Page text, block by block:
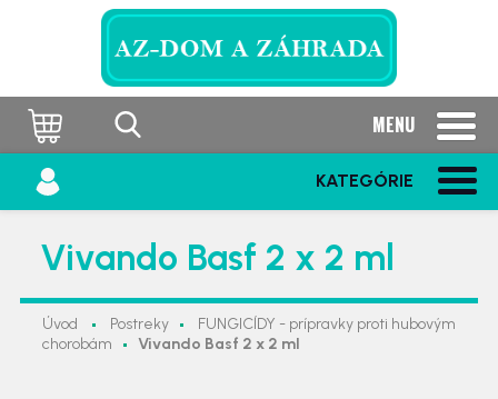
MENU
KATEGÓRIE
Vivando Basf 2 x 2 ml
Úvod Postreky
FUNGICÍDY - prípravky proti hubovým
chorobám
Vivando Basf 2 x 2 ml